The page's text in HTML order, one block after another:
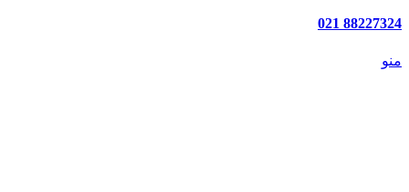
88227324 021
منو